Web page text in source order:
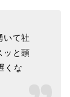
て社
ッと頭
くな